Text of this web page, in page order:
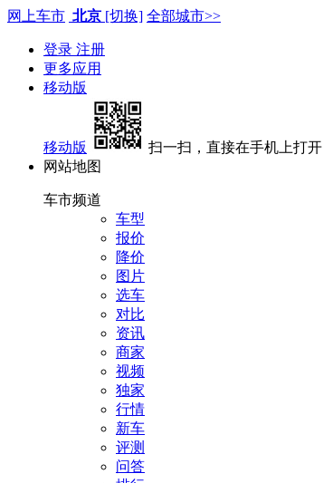
网上车市 北京 [切换] 全部城市>>
登录 注册
更多应用
移动版
移动版
扫一扫，直接在手机上打开
网站地图
车市频道
车型
报价
降价
图片
选车
对比
资讯
商家
视频
独家
行情
新车
评测
问答